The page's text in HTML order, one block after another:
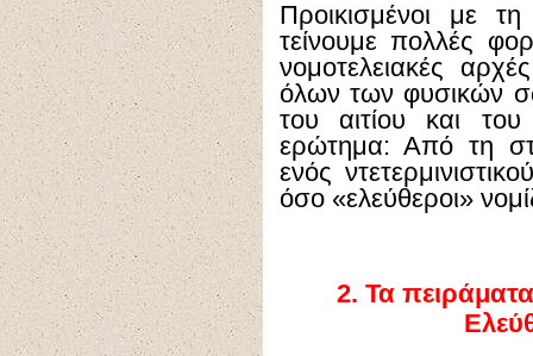
Προικισμένοι με
τείνουμε πολλές
νομοτελειακές
όλων των φυσικών
του αιτίου και του
ερώτημα: Από τη
ενός
όσο «ελεύθεροι»
2. Τα